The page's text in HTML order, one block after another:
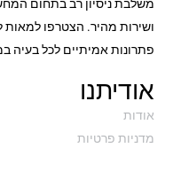
משלבת ניסיון רב בתחום
ושירות מהיר. הצטרפו
פתרונות אמיתיים לכל בעיה
אודיתנו
אודות
מדניות פרטיות